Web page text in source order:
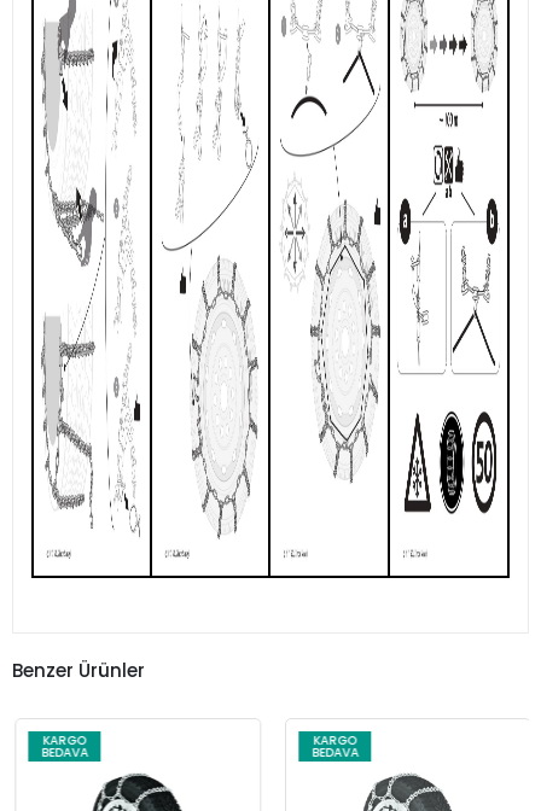
Benzer Ürünler
KARGO
BEDAVA
KARGO
BEDAVA